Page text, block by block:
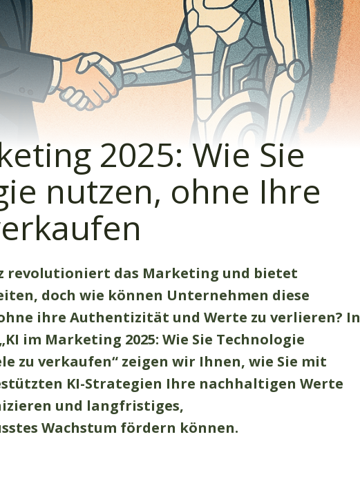
2025: Wie Sie
nutzen, ohne Ihre
revolutioniert das Marketing und bietet
doch wie können Unternehmen diese
ihre Authentizität und Werte zu verlieren? In
im Marketing 2025: Wie Sie Technologie
zu verkaufen“ zeigen wir Ihnen, wie Sie mit
KI-Strategien Ihre nachhaltigen Werte
und langfristiges,
Wachstum fördern können.